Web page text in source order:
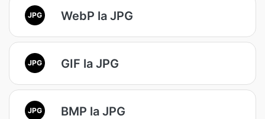
JPG WebP la JPG
JPG GIF la JPG
JPG BMP la JPG